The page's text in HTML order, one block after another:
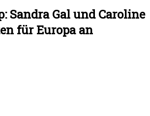
Sandra Gal und Caroline
für Europa an